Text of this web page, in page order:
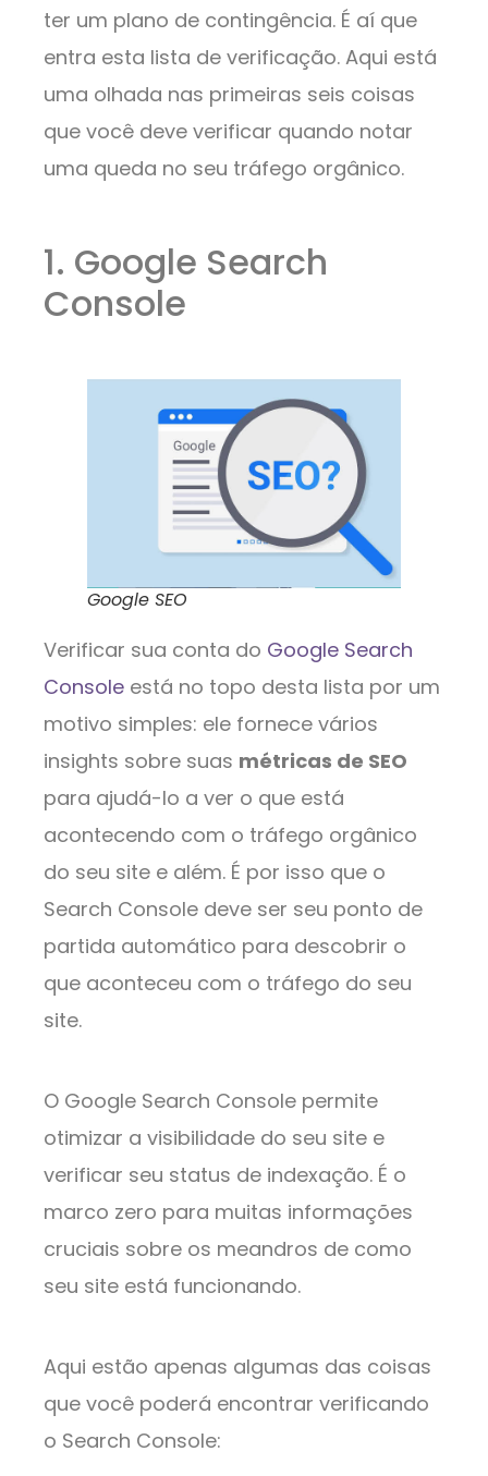
ter um plano de contingência. É aí que
entra esta lista de verificação. Aqui está
uma olhada nas primeiras seis coisas
que você deve verificar quando notar
uma queda no seu tráfego orgânico.
1. Google Search
Console
Google SEO
Verificar sua conta do Google Search
Console está no topo desta lista por um
motivo simples: ele fornece vários
insights sobre suas métricas de SEO
para ajudá-lo a ver o que está
acontecendo com o tráfego orgânico
do seu site e além. É por isso que o
Search Console deve ser seu ponto de
partida automático para descobrir o
que aconteceu com o tráfego do seu
site.
O Google Search Console permite
otimizar a visibilidade do seu site e
verificar seu status de indexação. É o
marco zero para muitas informações
cruciais sobre os meandros de como
seu site está funcionando.
Aqui estão apenas algumas das coisas
que você poderá encontrar verificando
o Search Console: